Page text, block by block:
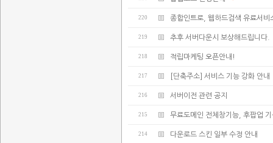
220 종합인트로, 웹하드검색 유료서비
219 추후 서버다운시 보상해드립니다.
218 적립마케팅 오픈안내!
217 [단축주소] 서비스 기능 강화 안내
216 서버이전 관련 공지
215 무료도메인 전체창기능, 후팝업
214 다운로드 스킨 일부 수정 안내